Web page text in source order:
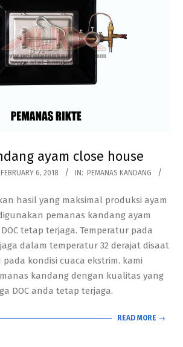
ayam close house
FEBRUARY 6, 2018 IN:
PEMANAS KANDANG
hasil yang maksimal produksi ayam
pemanas kandang ayam
tetap terjaga. Temperatur pada
dalam temperatur 32 derajat disaat
kondisi cuaca ekstrim. kami
kandang dengan kualitas yang
DOC anda tetap terjaga.
READ MORE →